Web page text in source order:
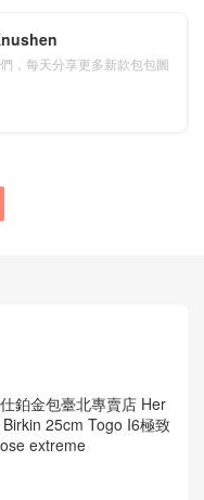
，每天分享更多新款包包圖
仕空姐包圖片大全
Constance 19
S3心紅色Rose de
鉑金包臺北專賣店 Her
25cm Togo I6極致
extreme